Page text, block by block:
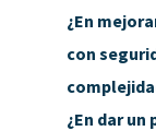
¿En
con
¿En dar